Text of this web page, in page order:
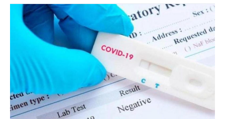
Comunidad
volverá
realizar
test
de
antígenos